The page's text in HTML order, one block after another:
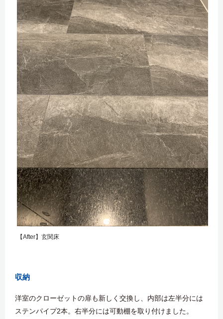
【After】玄関床
収納
洋室のクローゼットの扉も新しく交換し、内部は左半分には
ステンパイプ2本。右半分には可動棚を取り付けました。